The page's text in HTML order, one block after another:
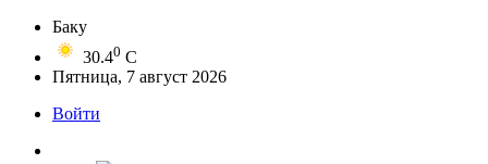
Баку
30.40 C
Пятница, 7 август 2026
Войти